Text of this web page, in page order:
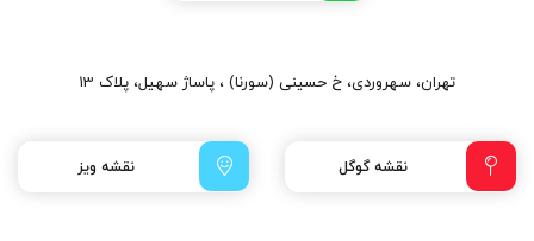
تهران، سهروردی، خ حسینی (سورنا) ، پاساژ سهیل، پلاک 13
نقشه گوگل نقشه ویز